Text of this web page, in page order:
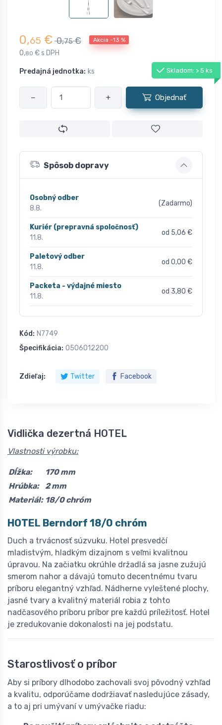
0,65 € 0,75€ Akcia -13 %
0,80 € s DPH
Predajná jednotka: ks Skladom: > 5 ks
− + Objednať
Spôsob dopravy
Osobný odber
8.8.
(Zadarmo)
Kuriér (prepravná spoločnosť)
11.8.
od 5,06 €
Paletový odber
11.8.
od 0,00 €
Packeta - výdajné miesto
11.8.
od 3,80 €
Kód: N7749
Špecifikácia: 0506012200
Zdieľaj: Twitter Facebook
Vidlička dezertná HOTEL
Vlastnosti výrobku:
Dĺžka:
170 mm
Hrúbka:
2 mm
Materiál: 18/0 chróm
HOTEL Berndorf 18/0 chróm
Duch a trvácnosť súzvuku. Hotel presvedčí
mladistvým, hladkým dizajnom s veľmi kvalitnou
úpravou. Na začiatku okrúhle držadlá sa jasne zužujú
smerom nahor a dávajú tomuto decentnému tvaru
príboru elegantný vzhľad. Nádherne vyleštené plochy,
jasné tvary a kvalitný materiál robia z tohto
nadčasového príboru príbor pre každú príležitosť. Hotel
je zredukovanie dokonalosti na jej podstatu.
Starostlivosť o príbor
Aby si príbory dlhodobo zachovali svoj pôvodný vzhľad
a kvalitu, odporúčame dodržiavať nasledujúce zásady,
a to aj pri umývaní v umývačke riadu: